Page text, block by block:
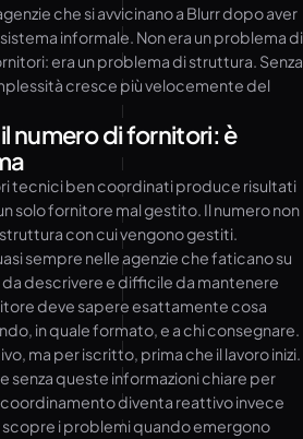
che si avvicinano a Blurr dopo aver
informale. Non era un problema di
era un problema di struttura. Senza
cresce più velocemente del
numero di fornitori: è
tecnici ben coordinati produce risultati
solo fornitore mal gestito. Il numero non
con cui vengono gestiti.
sempre nelle agenzie che faticano su
descrivere e difficile da mantenere
deve sapere esattamente cosa
in quale formato, e a chi consegnare.
ma per iscritto, prima che il lavoro inizi.
senza queste informazioni chiare per
diventa reattivo invece
scopre i problemi quando emergono